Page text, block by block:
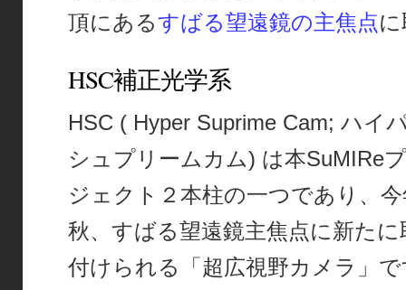
頂にあるすばる望遠鏡の主焦点
HSC補正光学系
HSC ( Hyper Suprime Cam; ハイ
シュプリームカム) は本SuMIRe
ジェクト２本柱の一つであり、
秋、すばる望遠鏡主焦点に新たに
付けられる「超広視野カメラ」